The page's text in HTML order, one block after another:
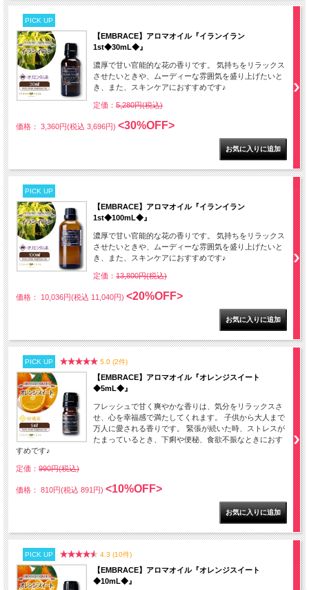
PICK UP
【EMBRACE】アロマオイル『イランイラン
1st◆30mL◆』
濃厚で甘い官能的な花の香りです。 気持ちをリラックス
させたいときや、ムーディーな雰囲気を盛り上げたいと
き、また、スキンケアにおすすめです♪
定価： 5,280円(税込)
価格： 3,360円(税込 3,696円) <30%OFF>
PICK UP
【EMBRACE】アロマオイル『イランイラン
1st◆100mL◆』
濃厚で甘い官能的な花の香りです。 気持ちをリラックス
させたいときや、ムーディーな雰囲気を盛り上げたいと
き、また、スキンケアにおすすめです♪
定価： 13,800円(税込)
価格： 10,036円(税込 11,040円) <20%OFF>
PICK UP 5.0 (2件)
【EMBRACE】アロマオイル『オレンジスイート
◆5mL◆』
フレッシュで甘く爽やかな香りは、気分をリラックスさ
せ、心を幸福感で満たしてくれます。 子供から大人まで
万人に愛される香りです。 緊張が続いた時、ストレスが
たまっているとき、下痢や便秘、食欲不振なときにおす
すめです♪
定価： 990円(税込)
価格： 810円(税込 891円) <10%OFF>
PICK UP 4.3 (10件)
【EMBRACE】アロマオイル『オレンジスイート
◆10mL◆』